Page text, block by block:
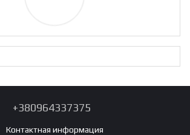
+380964337375
Контактная информация